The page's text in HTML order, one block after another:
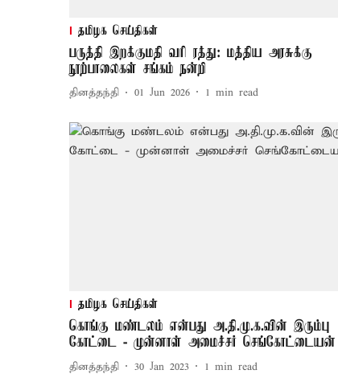
தமிழக செய்திகள்
பருத்தி இறக்குமதி வரி ரத்து: மத்திய அரசுக்கு
நூற்பாலைகள் சங்கம் நன்றி
தினத்தந்தி 01 Jun 2026 1 min read
தமிழக செய்திகள்
கொங்கு மண்டலம் என்பது அ.தி.மு.க.வின் இரும்பு
கோட்டை - முன்னாள் அமைச்சர் செங்கோட்டையன்
தினத்தந்தி 30 Jan 2023 1 min read